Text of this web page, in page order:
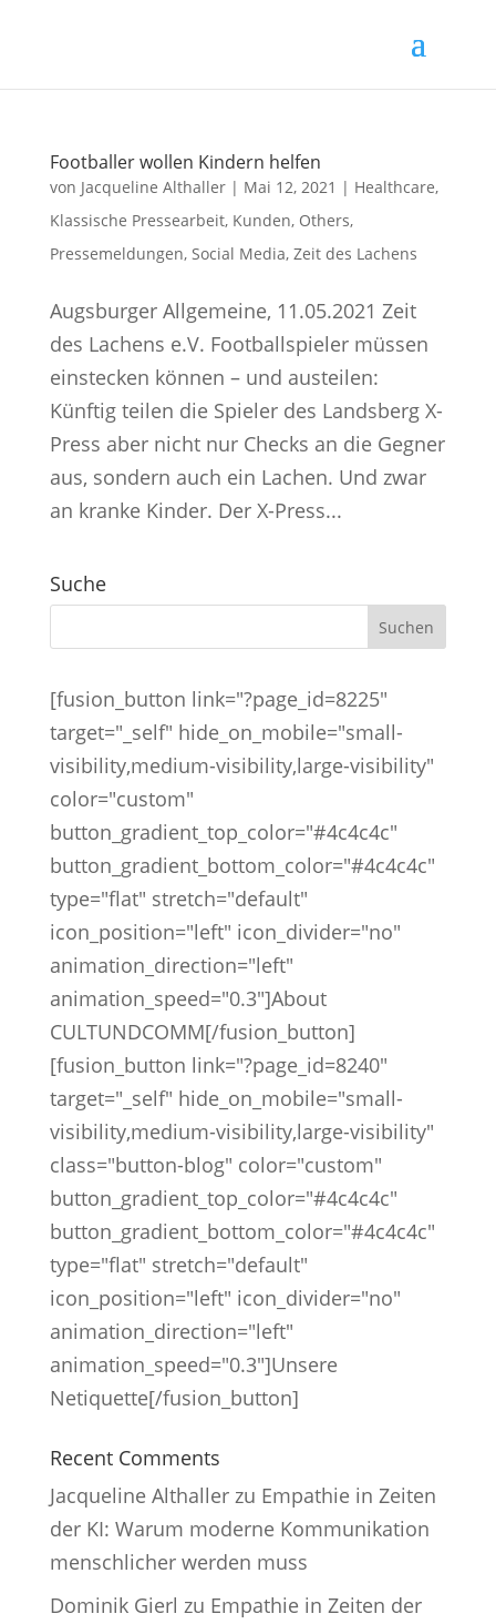
Footballer wollen Kindern helfen
von Jacqueline Althaller| Mai 12, 2021 | Healthcare,
Klassische Pressearbeit, Kunden, Others,
Pressemeldungen, Social Media, Zeit des Lachens
Augsburger Allgemeine, 11.05.2021 Zeit
des Lachens e.V. Footballspieler müssen
einstecken können – und austeilen:
Künftig teilen die Spieler des Landsberg X-
Press aber nicht nur Checks an die Gegner
aus, sondern auch ein Lachen. Und zwar
an kranke Kinder. Der X-Press...
Suche
[fusion_button link="?page_id=8225"
target="_self" hide_on_mobile="small-
visibility,medium-visibility,large-visibility"
color="custom"
button_gradient_top_color="#4c4c4c"
button_gradient_bottom_color="#4c4c4c"
type="flat" stretch="default"
icon_position="left" icon_divider="no"
animation_direction="left"
animation_speed="0.3"]About
CULTUNDCOMM[/fusion_button]
[fusion_button link="?page_id=8240"
target="_self" hide_on_mobile="small-
visibility,medium-visibility,large-visibility"
class="button-blog" color="custom"
button_gradient_top_color="#4c4c4c"
button_gradient_bottom_color="#4c4c4c"
type="flat" stretch="default"
icon_position="left" icon_divider="no"
animation_direction="left"
animation_speed="0.3"]Unsere
Netiquette[/fusion_button]
Recent Comments
Jacqueline Althallerzu Empathie in Zeiten
der KI: Warum moderne Kommunikation
menschlicher werden muss
Dominik Gierl zu Empathie in Zeiten der